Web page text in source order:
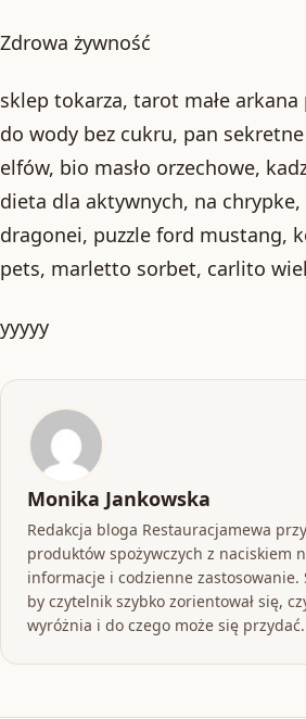
Zdrowa żywność
sklep tokarza, tarot małe
do wody bez cukru, pan
elfów, bio masło orzechowe,
dieta dla aktywnych, na
dragonei, puzzle ford mustang,
pets, marletto sorbet, carlito
yyyyy
Monika Jankowska
Redakcja bloga Restauracjamewa
produktów spożywczych z naciskiem
informacje i codzienne zastosowanie.
by czytelnik szybko zorientował się,
wyróżnia i do czego może się przydać.